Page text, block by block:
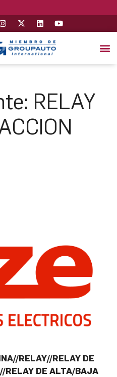
RELAY
RELAY//RELAY DE
RELAY DE ALTA/BAJA